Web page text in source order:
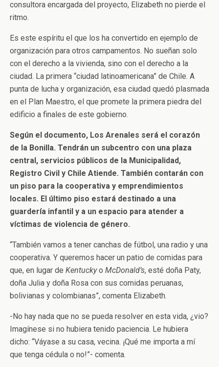
consultora encargada del proyecto, Elizabeth no pierde el
ritmo.
Es este espíritu el que los ha convertido en ejemplo de
organización para otros campamentos. No sueñan solo
con el derecho a la vivienda, sino con el derecho a la
ciudad. La primera “ciudad latinoamericana” de Chile. A
punta de lucha y organización, esa ciudad quedó plasmada
en el Plan Maestro, el que promete la primera piedra del
edificio a finales de este gobierno.
Según el documento, Los Arenales será el corazón
de la Bonilla. Tendrán un subcentro con una plaza
central, servicios públicos de la Municipalidad,
Registro Civil y Chile Atiende. También contarán con
un piso para la cooperativa y emprendimientos
locales. El último piso estará destinado a una
guardería infantil y a un espacio para atender a
víctimas de violencia de género.
“También vamos a tener canchas de fútbol, una radio y una
cooperativa. Y queremos hacer un patio de comidas para
que, en lugar de Kentuckyo McDonald’s, esté doña Paty,
doña Julia y doña Rosa con sus comidas peruanas,
bolivianas y colombianas”, comenta Elizabeth.
-No hay nada que no se pueda resolver en esta vida, ¿vio?
Imagínese si no hubiera tenido paciencia. Le hubiera
dicho: “Váyase a su casa, vecina. ¡Qué me importa a mí
que tenga cédula o no!”- comenta.